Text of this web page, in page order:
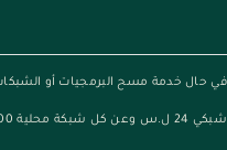
شبكي 24 ل.س وعن كل شبكة محلية 300 ل.س